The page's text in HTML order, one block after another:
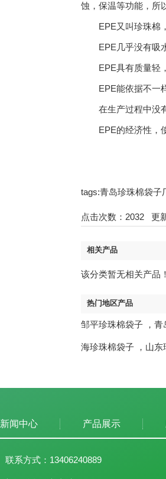
蚀，保温等功能，所
EPE又叫珍珠棉，
EPE几乎没有吸水
EPE具有质量轻，
EPE能依据不一样
在生产过程中没有
EPE的经济性，使
tags:青岛珍珠棉袋子
点击次数： 2032 更
相关产品
该分类暂无相关产品！
热门地区产品
邹平珍珠棉袋子 ， 青
海珍珠棉袋子 ， 山东
新闻中心 产品展示
联系方式：13406240889